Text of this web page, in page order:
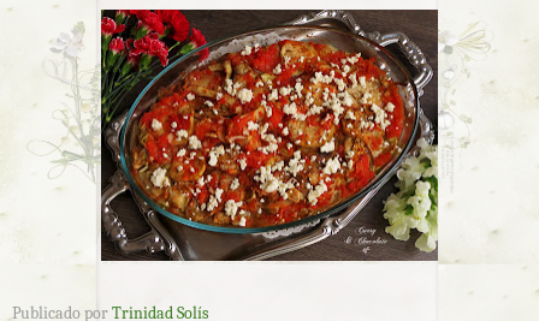
Publicado porTrinidad Solís